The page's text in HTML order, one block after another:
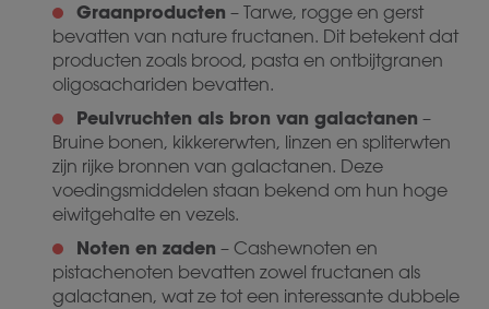
Graanproducten – Tarwe, rogge en gerst
bevatten van nature fructanen. Dit betekent dat
producten zoals brood, pasta en ontbijtgranen
oligosachariden bevatten.
Peulvruchten als bron van galactanen –
Bruine bonen, kikkererwten, linzen en spliterwten
zijn rijke bronnen van galactanen. Deze
voedingsmiddelen staan bekend om hun hoge
eiwitgehalte en vezels.
Noten en zaden – Cashewnoten en
pistachenoten bevatten zowel fructanen als
galactanen, wat ze tot een interessante dubbele